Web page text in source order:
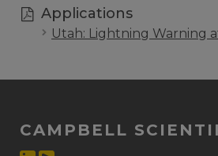
Applications
Utah: Lightning Warning
CAMPBELL